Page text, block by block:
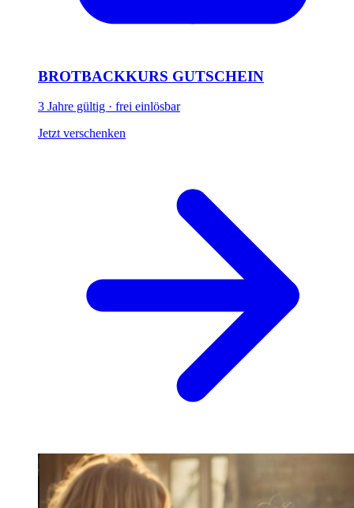
BROTBACKKURS GUTSCHEIN
3 Jahre gültig · frei einlösbar
Jetzt verschenken